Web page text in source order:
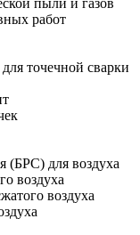
пыли и газов
работ
точечной сварки
(БРС) для воздуха
воздуха
воздуха